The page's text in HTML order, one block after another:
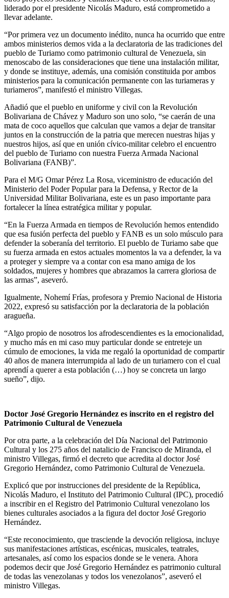
liderado por el presidente Nicolás Maduro, está comprometido a
llevar adelante.
“Por primera vez un documento inédito, nunca ha ocurrido que entre
ambos ministerios demos vida a la declaratoria de las tradiciones del
pueblo de Turiamo como patrimonio cultural de Venezuela, sin
menoscabo de las consideraciones que tiene una instalación militar,
y donde se instituye, además, una comisión constituida por ambos
ministerios para la comunicación permanente con las turiameras y
turiameros”, manifestó el ministro Villegas.
Añadió que el pueblo en uniforme y civil con la Revolución
Bolivariana de Chávez y Maduro son uno solo, “se caerán de una
mata de coco aquellos que calculan que vamos a dejar de transitar
juntos en la construcción de la patria que merecen nuestras hijas y
nuestros hijos, así que en unión cívico-militar celebro el encuentro
del pueblo de Turiamo con nuestra Fuerza Armada Nacional
Bolivariana (FANB)”.
Para el M/G Omar Pérez La Rosa, viceministro de educación del
Ministerio del Poder Popular para la Defensa, y Rector de la
Universidad Militar Bolivariana, este es un paso importante para
fortalecer la línea estratégica militar y popular.
“En la Fuerza Armada en tiempos de Revolución hemos entendido
que esa fusión perfecta del pueblo y FANB es un solo músculo para
defender la soberanía del territorio. El pueblo de Turiamo sabe que
su fuerza armada en estos actuales momentos la va a defender, la va
a proteger y siempre va a contar con esa mano amiga de los
soldados, mujeres y hombres que abrazamos la carrera gloriosa de
las armas”, aseveró.
Igualmente, Nohemí Frías, profesora y Premio Nacional de Historia
2022, expresó su satisfacción por la declaratoria de la población
aragueña.
“Algo propio de nosotros los afrodescendientes es la emocionalidad,
y mucho más en mi caso muy particular donde se entreteje un
cúmulo de emociones, la vida me regaló la oportunidad de compartir
40 años de manera interrumpida al lado de un turiamero con el cual
aprendí a querer a esta población (…) hoy se concreta un largo
sueño”, dijo.
Doctor José Gregorio Hernández es inscrito en el registro del
Patrimonio Cultural de Venezuela
Por otra parte, a la celebración del Día Nacional del Patrimonio
Cultural y los 275 años del natalicio de Francisco de Miranda, el
ministro Villegas, firmó el decreto que acredita al doctor José
Gregorio Hernández, como Patrimonio Cultural de Venezuela.
Explicó que por instrucciones del presidente de la República,
Nicolás Maduro, el Instituto del Patrimonio Cultural (IPC), procedió
a inscribir en el Registro del Patrimonio Cultural venezolano los
bienes culturales asociados a la figura del doctor José Gregorio
Hernández.
“Este reconocimiento, que trasciende la devoción religiosa, incluye
sus manifestaciones artísticas, escénicas, musicales, teatrales,
artesanales, así como los espacios donde se le venera. Ahora
podemos decir que José Gregorio Hernández es patrimonio cultural
de todas las venezolanas y todos los venezolanos”, aseveró el
ministro Villegas.